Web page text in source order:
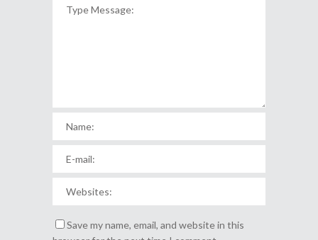
Save my name, email, and website in this